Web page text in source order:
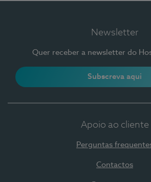
Newsletter
Quer receber a newsletter do
Subscreva aqui
Apoio ao cliente
Perguntas
Contactos